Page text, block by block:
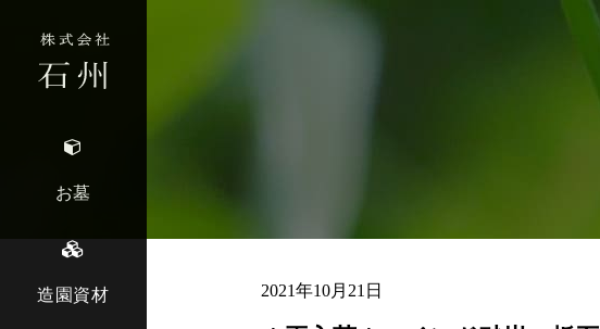
お墓
造園資材 2021年10月21日